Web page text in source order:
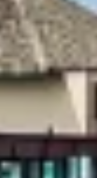
de l'IAB :
à des informations sur
limitées pour
pour la publicité
de contenus personnalisés
pour sélectionner des